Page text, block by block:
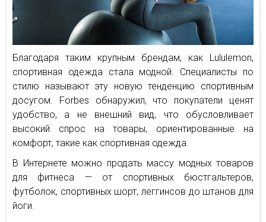
Благодаря таким крупным брендам, как Lululemon,
спортивная одежда стала модной. Специалисты по
стилю называют эту новую тенденцию спортивным
досугом. Forbes обнаружил, что покупатели ценят
удобство, а не внешний вид, что обусловливает
высокий спрос на товары, ориентированные на
комфорт, такие как спортивная одежда.
В Интернете можно продать массу модных товаров
для фитнеса — от спортивных бюстгальтеров,
футболок, спортивных шорт, леггинсов до штанов для
йоги.